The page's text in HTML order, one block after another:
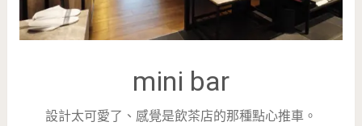
mini bar
設計太可愛了、感覺是飲茶店的那種點心推車。